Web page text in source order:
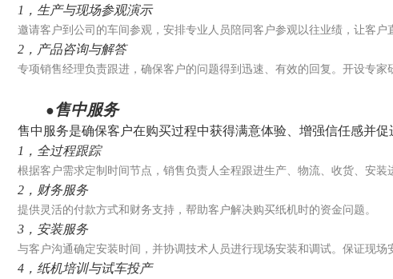
1，生产与现场参观演示
邀请客户到公司的车间参观，安排专业人员陪同客户参观以往业绩，让客户
2，产品咨询与解答
专项销售经理负责跟进，确保客户的问题得到迅速、有效的回复。开设专
●售中服务
售中服务是确保客户在购买过程中获得满意体验、增强信任感并
1，全过程跟踪
根据客户需求定制时间节点，销售负责人全程跟进生产、物流、收货、安装
2，财务服务
提供灵活的付款方式和财务支持，帮助客户解决购买纸机时的资金问题。
3，安装服务
与客户沟通确定安装时间，并协调技术人员进行现场安装和调试。保证现场
4，纸机培训与试车投产